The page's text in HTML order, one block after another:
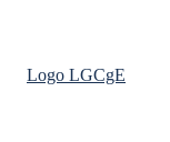
Logo LGCgE